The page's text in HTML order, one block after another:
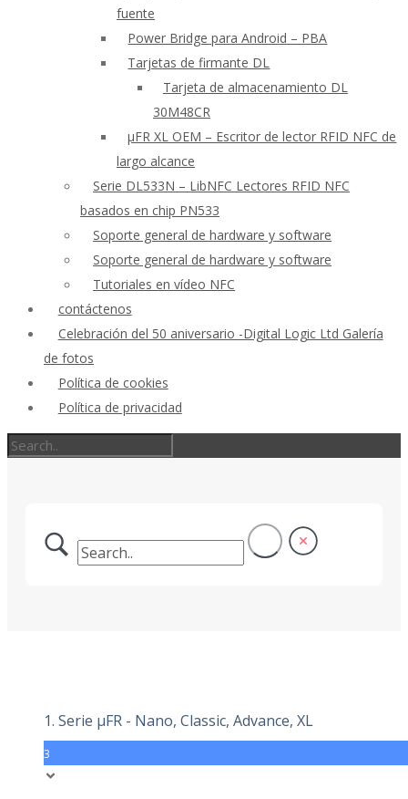
fuente
Power Bridge para Android – PBA
Tarjetas de firmante DL
Tarjeta de almacenamiento DL
30M48CR
μFR XL OEM – Escritor de lector RFID NFC de
largo alcance
Serie DL533N – LibNFC Lectores RFID NFC
basados en chip PN533
Soporte general de hardware y software
Soporte general de hardware y software
Tutoriales en vídeo NFC
contáctenos
Celebración del 50 aniversario -Digital Logic Ltd Galería
de fotos
Política de cookies
Política de privacidad
1. Serie μFR - Nano, Classic, Advance, XL
3